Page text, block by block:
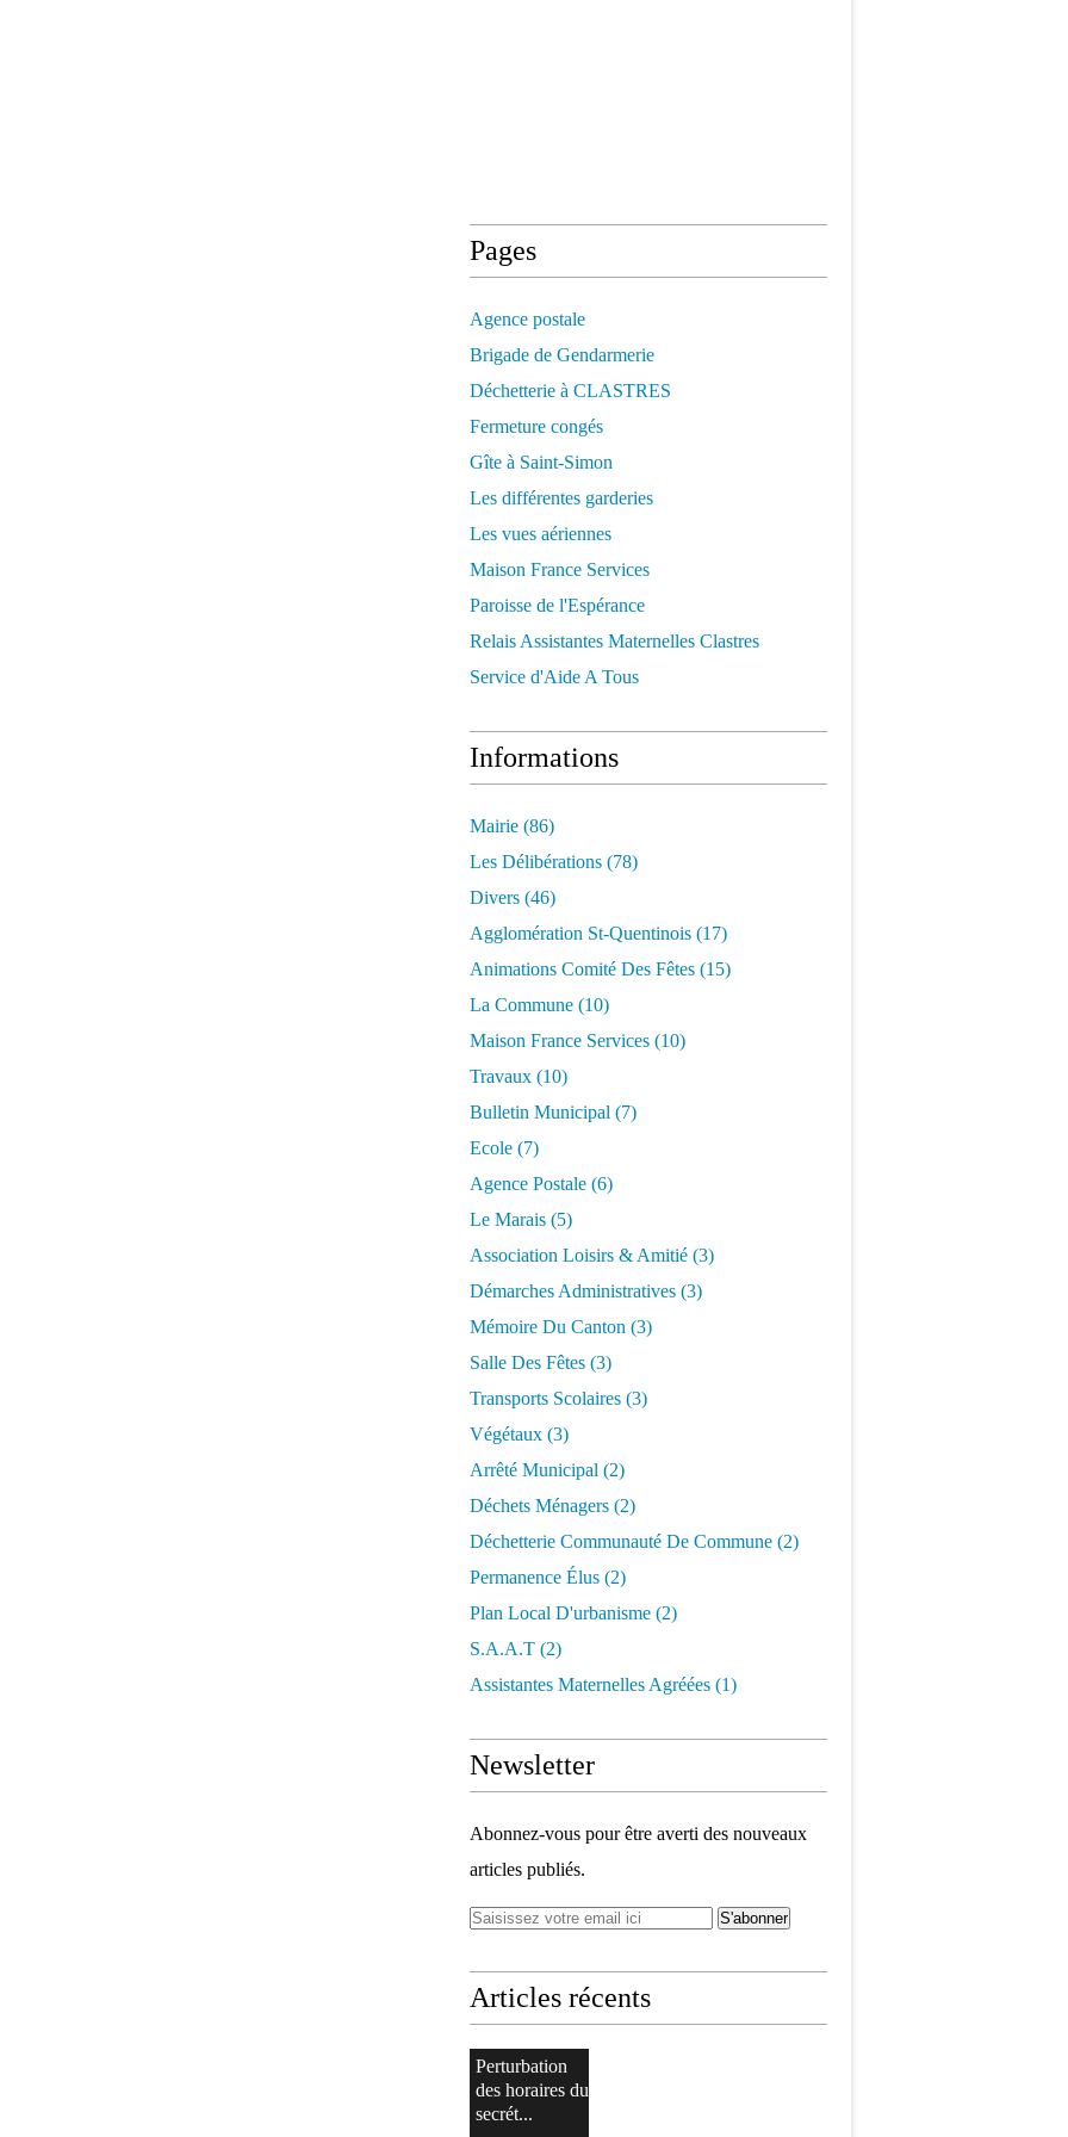
Pages
Agence postale
Brigade de Gendarmerie
Déchetterie à CLASTRES
Fermeture congés
Gîte à Saint-Simon
Les différentes garderies
Les vues aériennes
Maison France Services
Paroisse de l'Espérance
Relais Assistantes Maternelles Clastres
Service d'Aide A Tous
Informations
Mairie (86)
Les Délibérations (78)
Divers (46)
Agglomération St-Quentinois (17)
Animations Comité Des Fêtes (15)
La Commune (10)
Maison France Services (10)
Travaux (10)
Bulletin Municipal (7)
Ecole (7)
Agence Postale (6)
Le Marais (5)
Association Loisirs & Amitié (3)
Démarches Administratives (3)
Mémoire Du Canton (3)
Salle Des Fêtes (3)
Transports Scolaires (3)
Végétaux (3)
Arrêté Municipal (2)
Déchets Ménagers (2)
Déchetterie Communauté De Commune (2)
Permanence Élus (2)
Plan Local D'urbanisme (2)
S.a.a.t (2)
Assistantes Maternelles Agréées (1)
Newsletter
Abonnez-vous pour être averti des nouveaux
articles publiés.
Articles récents
Perturbation
des horaires du
secrét...